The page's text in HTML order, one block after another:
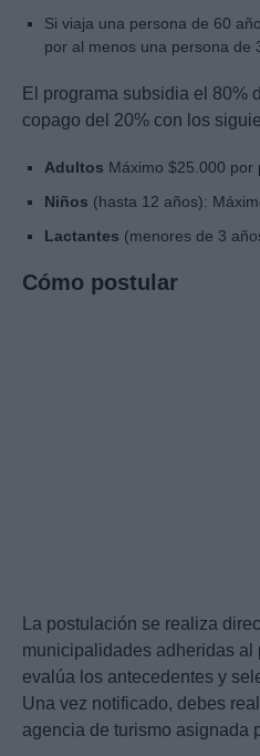
Si viaja una persona de 60
por al menos una persona de
El programa subsidia el 80%
copago del 20% con los
Adultos Máximo $25.000 por
Niños (hasta 12 años):
Lactantes (menores de 3
Cómo postular
La postulación se realiza
municipalidades adheridas al
evalúa los antecedentes y
Una vez notificado, debes
agencia de turismo asignada